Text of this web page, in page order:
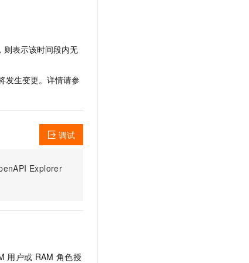
则表示该时间段内无
发生变更。详情请参
Explorer
调试
用户或 RAM 角色授
一步搞定创意建站
通过自然语言交互简化开发流程,全栈开发支持